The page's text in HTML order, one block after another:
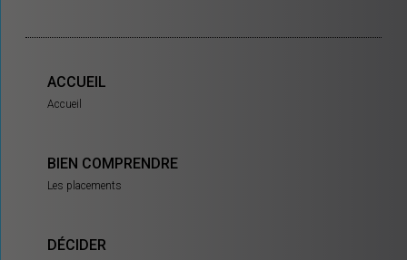
ACCUEIL
Accueil
BIEN COMPRENDRE
Les placements
DÉCIDER